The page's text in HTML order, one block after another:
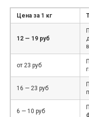
Цена за 1 кг
12 — 19 руб
от 23 руб
16 — 23 руб
6 — 10 руб